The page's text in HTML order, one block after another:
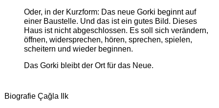
Oder, in der Kurzform: Das neue Gorki beginnt auf
einer Baustelle. Und das ist ein gutes Bild. Dieses
Haus ist nicht abgeschlossen. Es soll sich verändern,
öffnen, widersprechen, hören, sprechen, spielen,
scheitern und wieder beginnen.
Das Gorki bleibt der Ort für das Neue.
Biografie Çağla Ilk